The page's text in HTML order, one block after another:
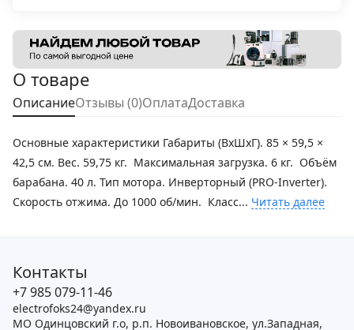
О товаре
ОписаниеОтзывы (0)ОплатаДоставка
Основные характеристики Габариты (ВхШхГ). 85 × 59,5 ×
42,5 см. Вес. 59,75 кг. Максимальная загрузка. 6 кг. Объём
барабана. 40 л. Тип мотора. Инверторный (PRO-Inverter).
Скорость отжима. До 1000 об/мин. Класс... Читать далее
Контакты
+7 985 079-11-46
electrofoks24@yandex.ru
МО Одинцовский г.о, р.п. Новоивановское, ул.Западная,